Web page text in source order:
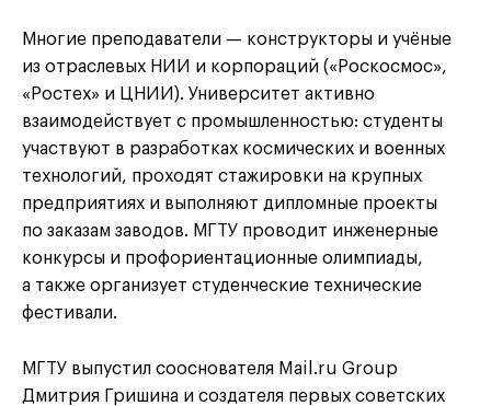
Многие преподаватели — конструкторы и учёные
из отраслевых НИИ и корпораций («Роскосмос»,
«Ростех» и ЦНИИ). Университет активно
взаимодействует с промышленностью: студенты
участвуют в разработках космических и военных
технологий, проходят стажировки на крупных
предприятиях и выполняют дипломные проекты
по заказам заводов. МГТУ проводит инженерные
конкурсы и профориентационные олимпиады,
а также организует студенческие технические
фестивали.
МГТУ выпустил сооснователя Mail.ru Group
Дмитрия Гришина и создателя первых советских